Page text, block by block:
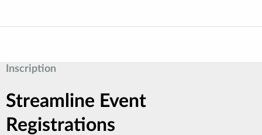
Inscription
Streamline Event
Registrations